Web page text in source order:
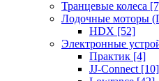
Транцевые колеса
Лодочные моторы
HDX [52]
Электронные
Практик [4]
JJ-Connect [10]